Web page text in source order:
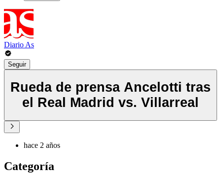
Diario As
Seguir
Rueda de prensa Ancelotti tras
el Real Madrid vs. Villarreal
hace 2 años
Categoría